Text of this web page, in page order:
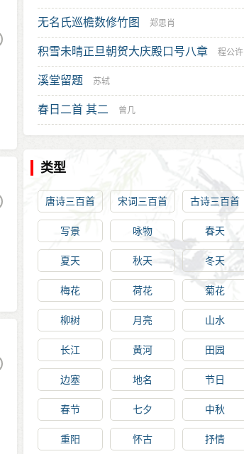
无名氏巡檐数修竹图 郑思肖
积雪未晴正旦朝贺大庆殿口号八章 程公许
溪堂留题 苏轼
春日二首 其二 曾几
类型
唐诗三百首 宋词三百首 古诗三百首
写景 咏物 春天
夏天 秋天 冬天
梅花 荷花 菊花
柳树 月亮 山水
长江 黄河 田园
边塞 地名 节日
春节 七夕 中秋
重阳 怀古 抒情